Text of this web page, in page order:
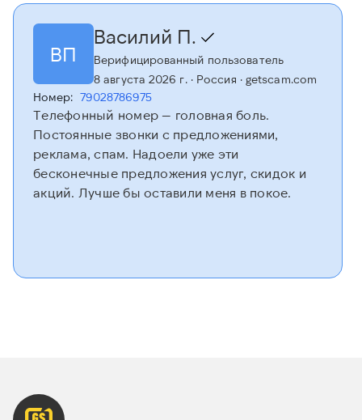
ВП
Василий П.
Верифицированный пользователь
8 августа 2026 г.· Россия · getscam.com
Номер: 79028786975
Телефонный номер — головная боль.
Постоянные звонки с предложениями,
реклама, спам. Надоели уже эти
бесконечные предложения услуг, скидок и
акций. Лучше бы оставили меня в покое.